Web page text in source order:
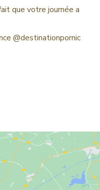
que votre journée a
@destinationpornic